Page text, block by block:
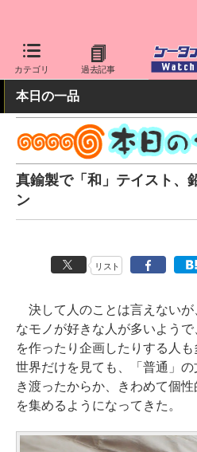
カテゴリ 過去記事
ケータイ Watch 周辺機器/アクセサ
本日の一品
真鍮製で「和」テイスト、
ン
リスト
決して人のことは言えないが
なモノが好きな人が多いよう
を作ったり企画したりする人
世界だけを見ても、「普通」
き渡ったからか、きわめて個
を集めるようになってきた。